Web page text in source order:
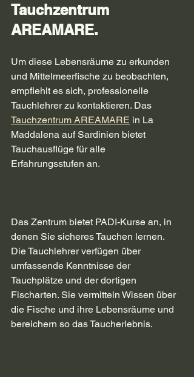
Tauchzentrum
AREAMARE.
Um diese Lebensräume zu erkunden
und Mittelmeerfische zu beobachten,
empfiehlt es sich, professionelle
Tauchlehrer zu kontaktieren. Das
Tauchzentrum AREAMARE in La
Maddalena auf Sardinien bietet
Tauchausflüge für alle
Erfahrungsstufen an.
Das Zentrum bietet PADI-Kurse an, in
denen Sie sicheres Tauchen lernen.
Die Tauchlehrer verfügen über
umfassende Kenntnisse der
Tauchplätze und der dortigen
Fischarten. Sie vermitteln Wissen über
die Fische und ihre Lebensräume und
bereichern so das Taucherlebnis.